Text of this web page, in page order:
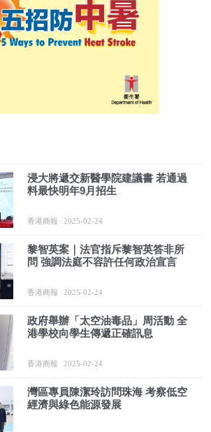
浸大將遞交新醫學院建議書 若通過
料最快明年9月招生
香港商報 2025-02-24
黎智英案｜法官指斥黎智英答非所
問 強調法庭不容許任何政治宣言
香港商報 2025-02-24
政府舉辦「太空油毒品」周活動 全
港學校向學生傳遞正確訊息
香港商報 2025-02-24
灣區專員陳潔玲訪問珠海 考察低空
經濟與綠色能源發展